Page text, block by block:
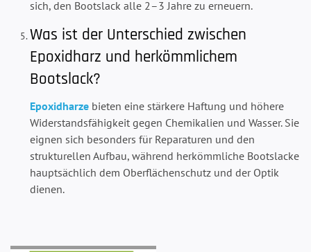
sich, den Bootslack alle 2–3 Jahre zu erneuern.
Was ist der Unterschied zwischen
Epoxidharz und herkömmlichem
Bootslack?
Epoxidharze bieten eine stärkere Haftung und höhere
Widerstandsfähigkeit gegen Chemikalien und Wasser. Sie
eignen sich besonders für Reparaturen und den
strukturellen Aufbau, während herkömmliche Bootslacke
hauptsächlich dem Oberflächenschutz und der Optik
dienen.